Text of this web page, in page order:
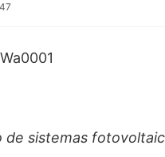
de sistemas